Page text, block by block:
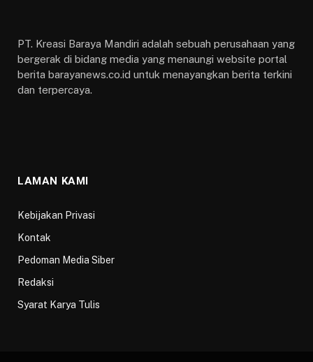
PT. Kreasi Baraya Mandiri adalah sebuah perusahaan yang
bergerak di bidang media yang menaungi website portal
berita barayanews.co.id untuk menayangkan berita terkini
dan terpercaya.
LAMAN KAMI
Kebijakan Privasi
Kontak
Pedoman Media Siber
Redaksi
Syarat Karya Tulis